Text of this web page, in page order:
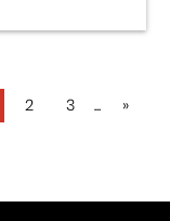
2 3 ... »